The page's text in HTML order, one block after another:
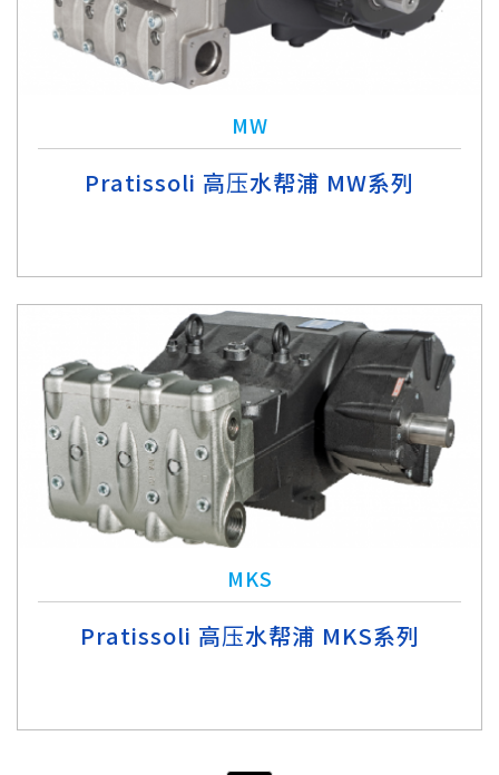
MW
Pratissoli 高压水帮浦 MW系列
MKS
Pratissoli 高压水帮浦 MKS系列